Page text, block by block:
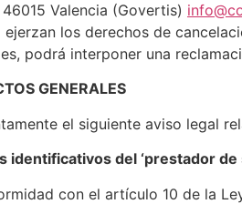
46015 Valencia (Govertis)
ejerzan los derechos de
podrá interponer una
GENERALES
el siguiente aviso legal
identificativos del ‘prestador
con el artículo 10 de la